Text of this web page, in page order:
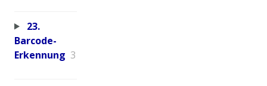
23.
Barcode-
Erkennung 3